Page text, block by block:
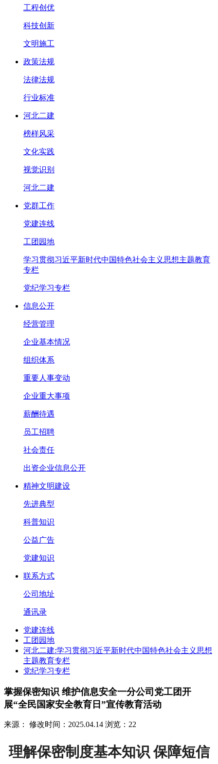
工程创优
科技创新
文明施工
政策法规
法律法规
行业标准
河北二建
榜样风采
文化实践
视觉识别
河北二建
党群工作
党建连线
工团园地
学习贯彻习近平新时代中国特色社会主义思想主题教育
专栏
党纪学习专栏
信息公开
经营管理
企业基本情况
组织体系
重要人事变动
企业重大事项
薪酬待遇
员工招聘
社会责任
出资企业信息公开
精神文明建设
先进典型
科普知识
公益广告
党建知识
联系方式
公司地址
通讯录
党建连线
工团园地
河北二建:学习贯彻习近平新时代中国特色社会主义思想
主题教育专栏
党纪学习专栏
掌握保密知识 维护信息安全一分公司党工团开
展“全民国家安全教育日”宣传教育活动
来源： 修改时间：2025.04.14 浏览：22
理解保密制度基本知识 保障短信